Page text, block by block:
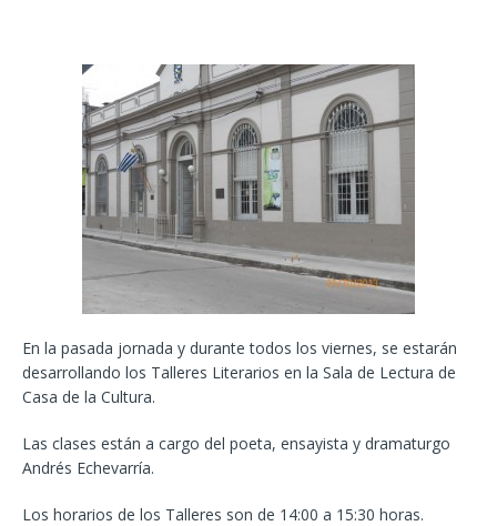
En la pasada jornada y durante todos los viernes, se estarán
desarrollando los Talleres Literarios en la Sala de Lectura de
Casa de la Cultura.
Las clases están a cargo del poeta, ensayista y dramaturgo
Andrés Echevarría.
Los horarios de los Talleres son de 14:00 a 15:30 horas.